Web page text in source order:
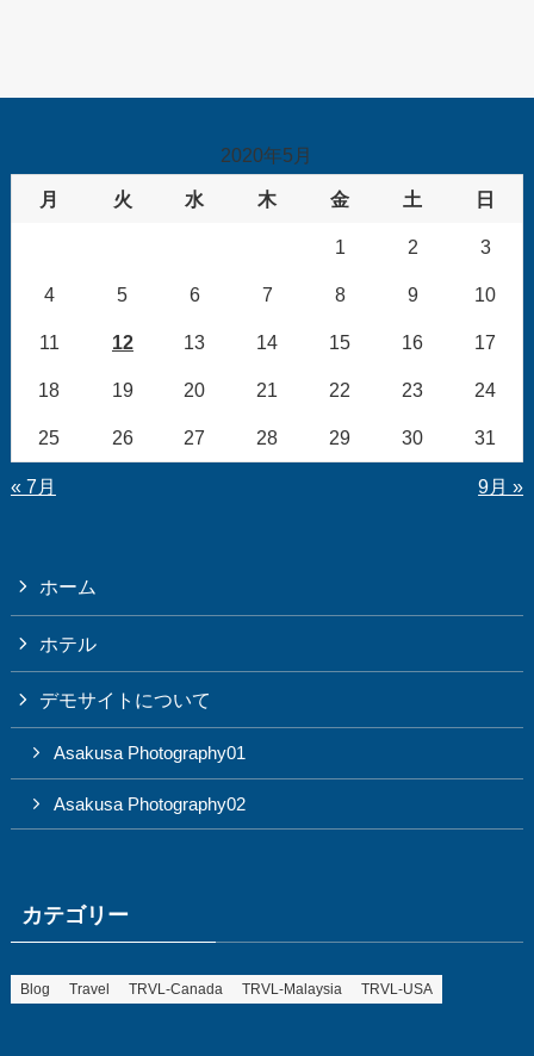
2020年5月
月 火 水 木 金 土 日
1 2 3
4 5 6 7 8 9 10
11 12 13 14 15 16 17
18 19 20 21 22 23 24
25 26 27 28 29 30 31
« 7月 9月 »
ホーム
ホテル
デモサイトについて
Asakusa Photography01
Asakusa Photography02
カテゴリー
Blog Travel TRVL-Canada TRVL-Malaysia TRVL-USA